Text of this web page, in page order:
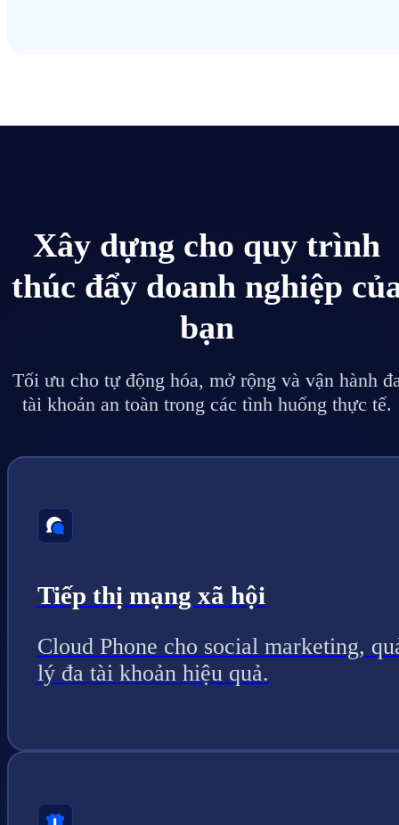
Xây dựng cho quy trình
thúc đẩy doanh nghiệp
bạn
Tối ưu cho tự động hóa, mở rộng và vận hành
tài khoản an toàn trong các tình huống thực tế.
Tiếp thị mạng xã hội
Cloud Phone cho social marketing,
lý đa tài khoản hiệu quả.